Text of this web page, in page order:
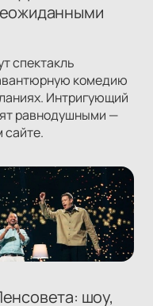
спектакль
комедию
Интригующий
равнодушными —
сайте.
шоу,